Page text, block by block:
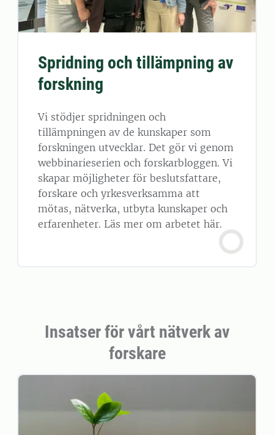
Spridning och tillämpning av
forskning
Vi stödjer spridningen och
tillämpningen av de kunskaper som
forskningen utvecklar. Det gör vi genom
webbinarieserien och forskarbloggen. Vi
skapar möjligheter för beslutsfattare,
forskare och yrkesverksamma att
mötas, nätverka, utbyta kunskaper och
erfarenheter. Läs mer om arbetet här.
Insatser för vårt nätverk av
forskare